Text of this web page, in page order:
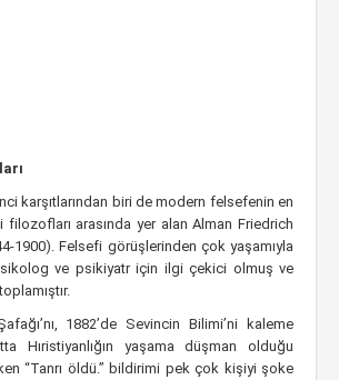
karşıtlarından biri de modern felsefenin en
arasında yer alan Alman Friedrich
1900). Felsefi görüşlerinden çok yaşamıyla
ve psikiyatr için ilgi çekici olmuş ve
1882’de Sevincin Bilimi’ni kaleme
Hıristiyanlığın yaşama düşman olduğu
“Tanrı öldü.” bildirimi pek çok kişiyi şoke